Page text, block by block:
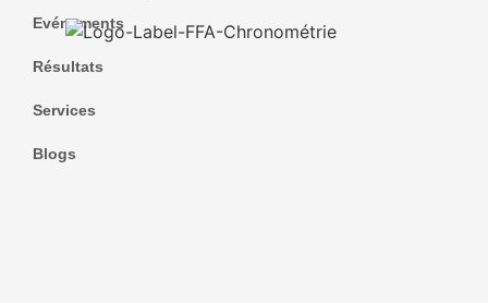
Evénements
Résultats
Services
Blogs